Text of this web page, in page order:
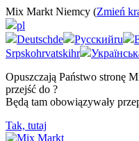
Mix Markt Niemcy (Zmień
pl
Deutschde Русскийru
Srpskohrvatskihr
Opuszczają Państwo stronę
przejść do ?
Będą tam obowiązywały
Tak, tutaj